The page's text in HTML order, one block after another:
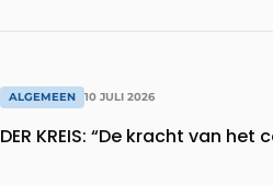
ALGEMEEN 10 JULI 2026
DER KREIS: “De kracht van het